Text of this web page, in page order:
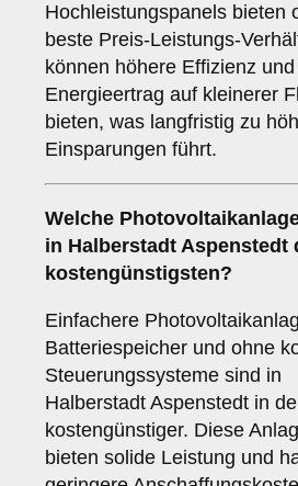
Hochleistungspanels bieten
beste Preis-Leistungs-
können höhere Effizienz
Energieertrag auf kleinerer
bieten, was langfristig zu
Einsparungen führt.
Welche
in Halberstadt Aspenstedt
kostengünstigsten?
Einfachere
Batteriespeicher und ohne
Steuerungssysteme sind in
Halberstadt Aspenstedt in
kostengünstiger. Diese
bieten solide Leistung und